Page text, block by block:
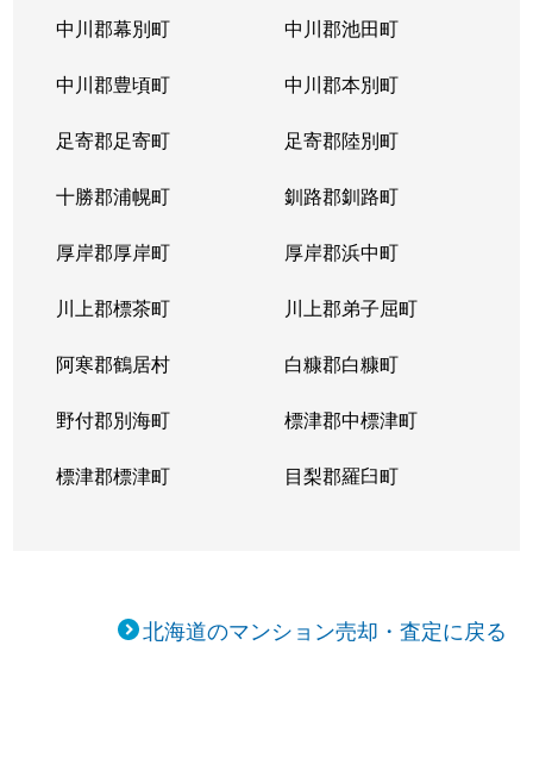
中川郡幕別町 中川郡池田町
中川郡豊頃町 中川郡本別町
足寄郡足寄町 足寄郡陸別町
十勝郡浦幌町 釧路郡釧路町
厚岸郡厚岸町 厚岸郡浜中町
川上郡標茶町 川上郡弟子屈町
阿寒郡鶴居村 白糠郡白糠町
野付郡別海町 標津郡中標津町
標津郡標津町 目梨郡羅臼町
北海道のマンション売却・査定に戻る